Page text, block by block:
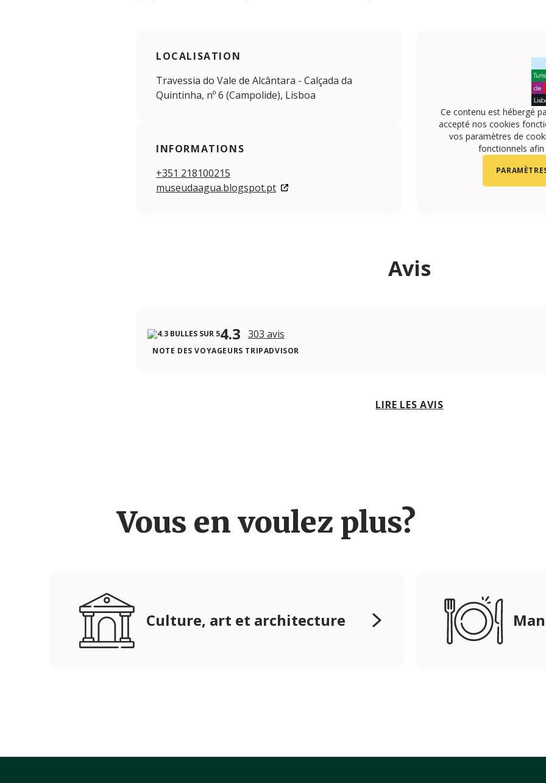
LOCALISATION
Travessia do Vale de Alcântara - Calçada da
Quintinha, nº 6 (Campolide), Lisboa
INFORMATIONS
+351 218100215
museudaagua.blogspot.pt
Ce contenu est hébergé
accepté nos cookies
vos paramètres de
fonctionnels
Avis
4.3 303 avis
NOTE DES VOYAGEURS TRIPADVISOR
LIRE LES AVIS
Vous en voulez plus?
Culture, art et architecture